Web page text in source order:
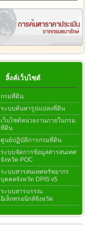
ลิ้งค์เว็บไซต์
กรมที่ดิน
ระบบค้นหารูปแปลงที่ดิน
เว็บไซต์หน่วยงานภายในกรม
ที่ดิน
ศูนย์ปฏิบัติการกรมที่ดิน
ระบบจัดการข้อมูลสารสนเทศ
จังหวัด POC
ระบบสารสนเทศทรัพยากร
บุคคลจังหวัด DPIS v5
ระบบสารบรรณ
อิเล็กทรอนิกส์จังหวัด